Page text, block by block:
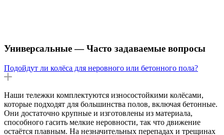
Универсальные — Часто задаваемые вопросы
Подойдут ли колёса для неровного или бетонного пола?
Наши тележки комплектуются износостойкими колёсами,
которые подходят для большинства полов, включая бетонные.
Они достаточно крупные и изготовлены из материала,
способного гасить мелкие неровности, так что движение
остаётся плавным. На незначительных перепадах и трещинах